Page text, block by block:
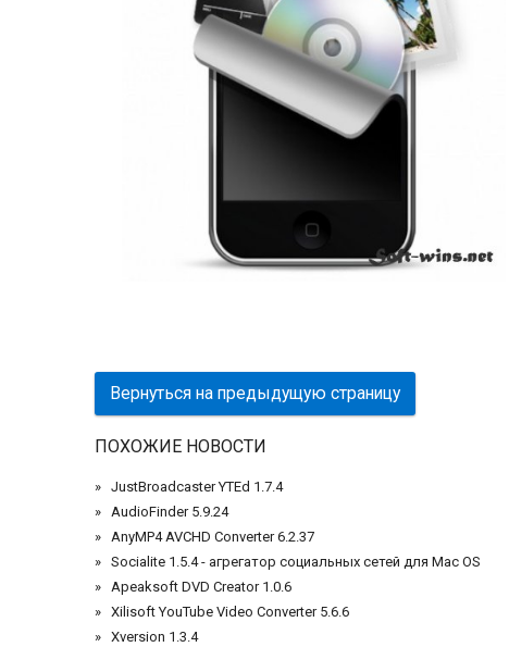
Вернуться на предыдущую страницу
ПОХОЖИЕ НОВОСТИ
JustBroadcaster YTEd 1.7.4
AudioFinder 5.9.24
AnyMP4 AVCHD Converter 6.2.37
Socialite 1.5.4 - агрегатор социальных сетей для Mac OS
Apeaksoft DVD Creator 1.0.6
Xilisoft YouTube Video Converter 5.6.6
Xversion 1.3.4